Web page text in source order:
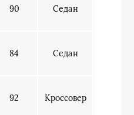
90 Седан
84 Седан
92 Кроссовер